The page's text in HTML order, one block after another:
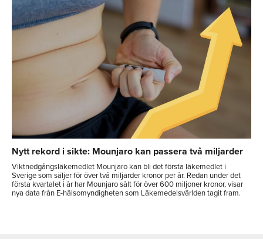
Nytt rekord i sikte: Mounjaro kan passera två miljarder
Viktnedgångsläkemedlet Mounjaro kan bli det första läkemedlet i
Sverige som säljer för över två miljarder kronor per år. Redan under det
första kvartalet i år har Mounjaro sålt för över 600 miljoner kronor, visar
nya data från E-hälsomyndigheten som Läkemedelsvärlden tagit fram.